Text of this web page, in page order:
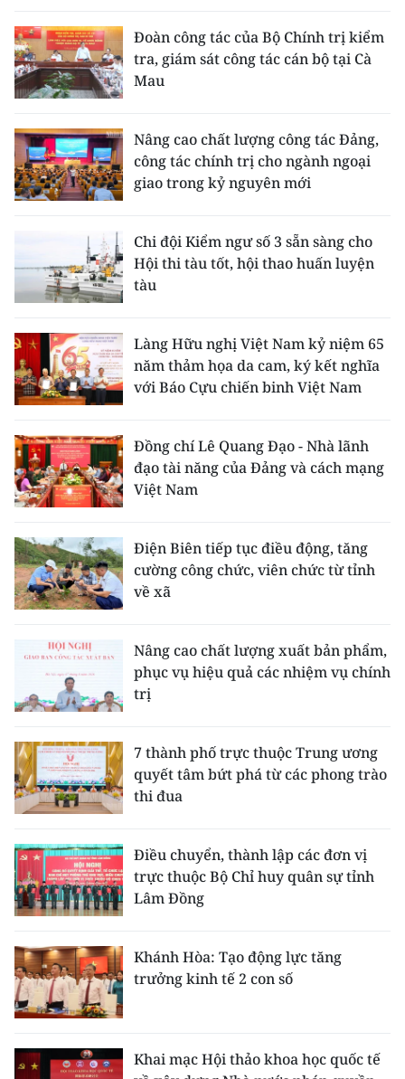
Đoàn công tác của Bộ Chính trị kiểm
tra, giám sát công tác cán bộ tại Cà
Mau
Nâng cao chất lượng công tác Đảng,
công tác chính trị cho ngành ngoại
giao trong kỷ nguyên mới
Chi đội Kiểm ngư số 3 sẵn sàng cho
Hội thi tàu tốt, hội thao huấn luyện
tàu
Làng Hữu nghị Việt Nam kỷ niệm 65
năm thảm họa da cam, ký kết nghĩa
với Báo Cựu chiến binh Việt Nam
Đồng chí Lê Quang Đạo - Nhà lãnh
đạo tài năng của Đảng và cách mạng
Việt Nam
Điện Biên tiếp tục điều động, tăng
cường công chức, viên chức từ tỉnh
về xã
Nâng cao chất lượng xuất bản phẩm,
phục vụ hiệu quả các nhiệm vụ chính
trị
7 thành phố trực thuộc Trung ương
quyết tâm bứt phá từ các phong trào
thi đua
Điều chuyển, thành lập các đơn vị
trực thuộc Bộ Chỉ huy quân sự tỉnh
Lâm Đồng
Khánh Hòa: Tạo động lực tăng
trưởng kinh tế 2 con số
Khai mạc Hội thảo khoa học quốc tế